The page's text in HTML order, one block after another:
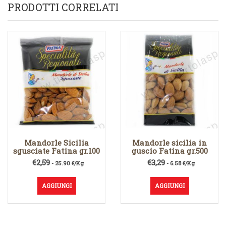
PRODOTTI CORRELATI
Mandorle Sicilia
sgusciate Fatina gr.100
€2,59- 25.90 €/Kg
AGGIUNGI
Mandorle sicilia in
guscio Fatina gr.500
€3,29- 6.58 €/Kg
AGGIUNGI